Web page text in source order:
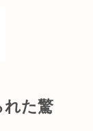
れた驚